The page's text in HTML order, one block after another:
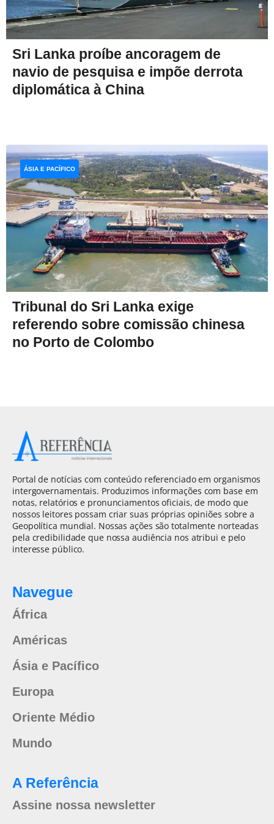
Sri Lanka proíbe ancoragem de
navio de pesquisa e impõe derrota
diplomática à China
Tribunal do Sri Lanka exige
referendo sobre comissão chinesa
no Porto de Colombo
ÁSIA E PACÍFICO
Portal de notícias com conteúdo referenciado em organismos
intergovernamentais. Produzimos informações com base em
notas, relatórios e pronunciamentos oficiais, de modo que
nossos leitores possam criar suas próprias opiniões sobre a
Geopolítica mundial. Nossas ações são totalmente norteadas
pela credibilidade que nossa audiência nos atribui e pelo
interesse público.
Navegue
África
Américas
Ásia e Pacífico
Europa
Oriente Médio
Mundo
A Referência
Assine nossa newsletter